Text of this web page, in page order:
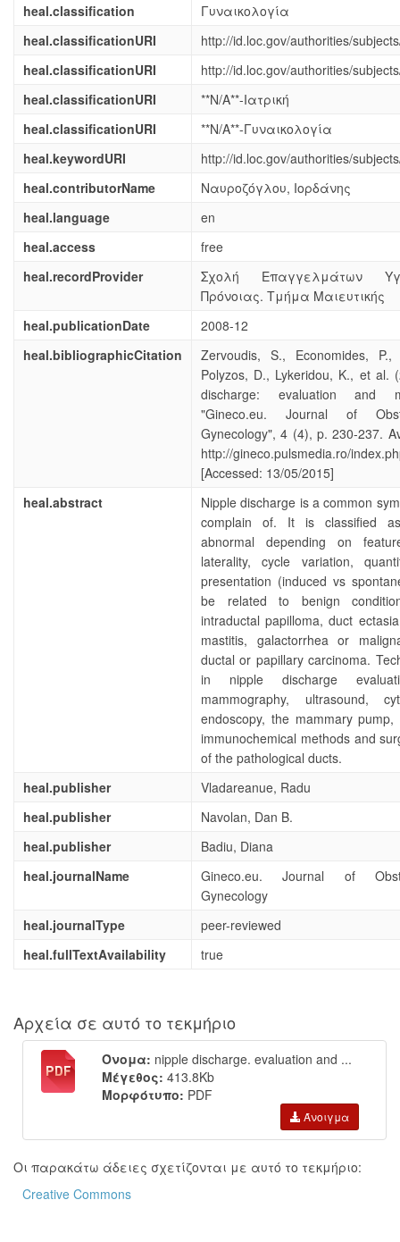
heal.classification
Γυναικολογία
heal.classificationURI
http://id.loc.gov/authorities/
heal.classificationURI
http://id.loc.gov/authorities/
heal.classificationURI
**N/A**-Ιατρική
heal.classificationURI
**N/A**-Γυναικολογία
heal.keywordURI
http://id.loc.gov/authorities/
heal.contributorName
Ναυροζόγλου, Ιορδάνης
heal.language
en
heal.access
free
heal.recordProvider
Σχολή Επαγγελμάτων
Πρόνοιας. Τμήμα Μαιευτικής
heal.publicationDate
2008-12
heal.bibliographicCitation
Zervoudis, S., Economides,
Polyzos, D., Lykeridou, K., et al.
discharge: evaluation and
"Gineco.eu. Journal of
Gynecology", 4 (4), p. 230-237.
http://gineco.pulsmedia.ro/
[Accessed: 13/05/2015]
heal.abstract
Nipple discharge is a common
complain of. It is classified
abnormal depending on
laterality, cycle variation,
presentation (induced vs
be related to benign
intraductal papilloma, duct
mastitis, galactorrhea or
ductal or papillary carcinoma.
in nipple discharge
mammography, ultrasound,
endoscopy, the mammary pump,
immunochemical methods and
of the pathological ducts.
heal.publisher
Vladareanue, Radu
heal.publisher
Navolan, Dan B.
heal.publisher
Badiu, Diana
heal.journalName
Gineco.eu. Journal of
Gynecology
heal.journalType
peer-reviewed
heal.fullTextAvailability
true
Αρχεία σε αυτό το τεκμήριο
Όνομα: nipple discharge. evaluation and ...
Μέγεθος: 413.8Kb
Μορφότυπο: PDF
Άνοιγμα
Οι παρακάτω άδειες σχετίζονται με αυτό το τεκμήριο:
Creative Commons